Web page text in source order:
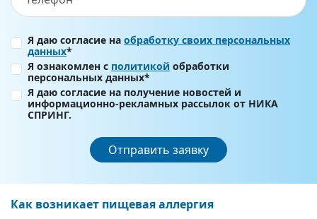
Я даю согласие на обработку своих персональных
данных*
Я ознакомлен с политикой обработки
персональных данных*
Я даю согласие на получение новостей и
информационно-рекламных рассылок от НИКА
СПРИНГ.
Отправить заявку
Как возникает пищевая аллергия